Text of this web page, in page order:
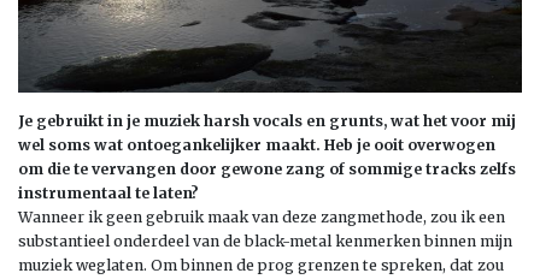
Je gebruikt in je muziek harsh vocals en grunts, wat het voor mij
wel soms wat ontoegankelijker maakt. Heb je ooit overwogen
om die te vervangen door gewone zang of sommige tracks zelfs
instrumentaal te laten?
Wanneer ik geen gebruik maak van deze zangmethode, zou ik een
substantieel onderdeel van de black-metal kenmerken binnen mijn
muziek weglaten. Om binnen de prog grenzen te spreken, dat zou